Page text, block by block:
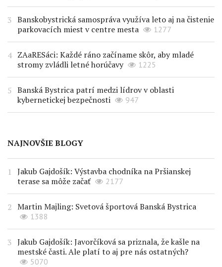
Banskobystrická samospráva využíva leto aj na čistenie
parkovacích miest v centre mesta
1277
ZAaRESáci: Každé ráno začíname skôr, aby mladé
stromy zvládli letné horúčavy
1225
Banská Bystrica patrí medzi lídrov v oblasti
kybernetickej bezpečnosti
947
NAJNOVŠIE BLOGY
Jakub Gajdošík: Výstavba chodníka na Pršianskej
terase sa môže začať
2177
Martin Majling: Svetová športová Banská Bystrica
1388
Jakub Gajdošík: Javorčíková sa priznala, že kašle na
mestské časti. Ale platí to aj pre nás ostatných?
5070